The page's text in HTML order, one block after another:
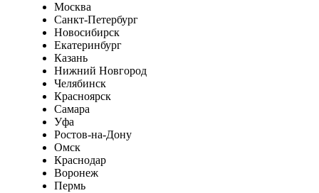
Москва
Санкт-Петербург
Новосибирск
Екатеринбург
Казань
Нижний Новгород
Челябинск
Красноярск
Самара
Уфа
Ростов-на-Дону
Омск
Краснодар
Воронеж
Пермь